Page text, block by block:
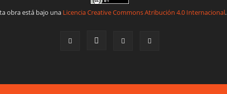
obra está bajo una Licencia Creative Commons Atribución 4.0 Internacional.